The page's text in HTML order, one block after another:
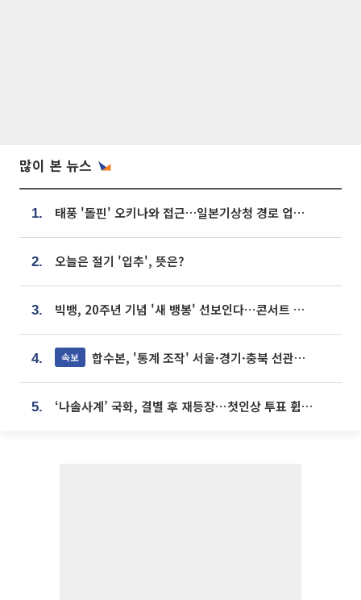
많이 본 뉴스
1. 태풍 '돌핀' 오키나와 접근…일본기상청 경로 업데이트
2. 오늘은 절기 '입추', 뜻은?
3. 빅뱅, 20주년 기념 '새 뱅봉' 선보인다⋯콘서트 앞두고 팝업 개최
4. 속보 합수본, '통계 조작' 서울·경기·충북 선관위 등 추가 압수수색
5. ‘나솔사계’ 국화, 결별 후 재등장⋯첫인상 투표 휩쓸고 ‘인기녀’ 등극